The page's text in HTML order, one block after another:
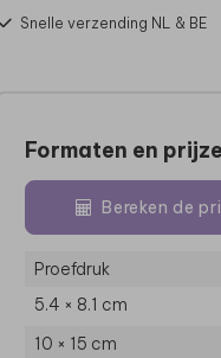
Snelle verzending NL & BE
Formaten en
Bereken de
Proefdruk
5.4 × 8.1 cm
10 × 15 cm